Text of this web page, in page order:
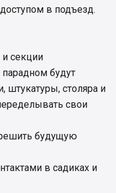
в подъезд.
и секции
будут
штукатуры, столяра и
свои
будущую
в садиках и